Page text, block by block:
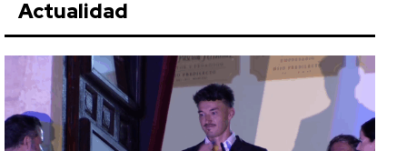
Actualidad